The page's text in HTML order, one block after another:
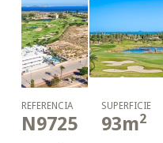
REFERENCIA
N9725
SUPERFICIE
93m2